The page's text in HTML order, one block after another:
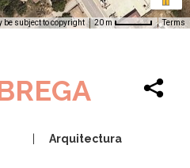
be subject to copyright 20 m Terms
Arquitectura